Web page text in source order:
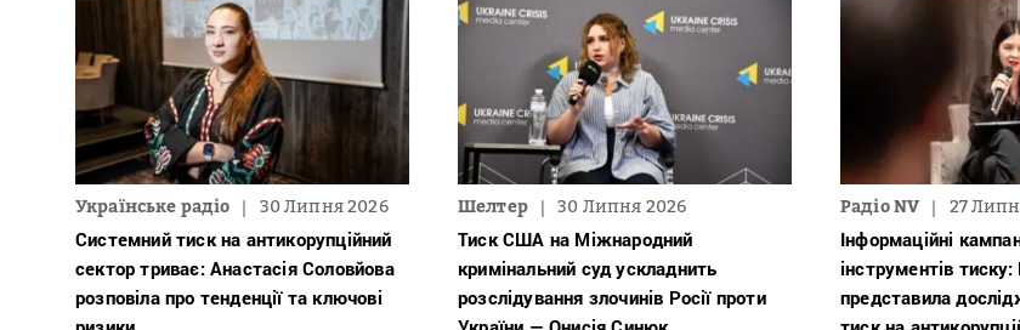
Українське радіо 30 Липня 2026
Системний тиск на антикорупційний
сектор триває: Анастасія Соловйова
розповіла про тенденції та ключові
Шелтер 30 Липня 2026
Тиск США на Міжнародний
кримінальний суд ускладнить
розслідування злочинів Росії проти
Радіо NV 27
Інформаційні
інструментів
представила